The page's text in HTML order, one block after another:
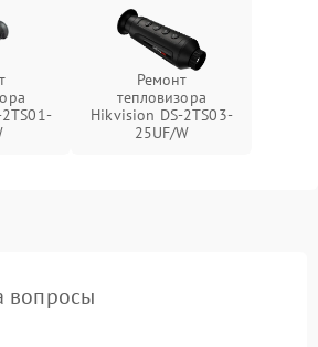
Ремонт
тепловизора
Hikvision DS-2TS03-
25UF/W
вопросы